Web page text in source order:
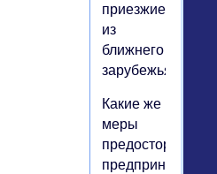
приезжие
из
ближнего
зарубежья.
Какие же
меры
предпринять,